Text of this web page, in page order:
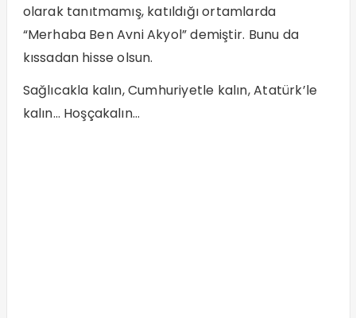
olarak tanıtmamış, katıldığı ortamlarda
“Merhaba Ben Avni Akyol” demiştir. Bunu da
kıssadan hisse olsun.
Sağlıcakla kalın, Cumhuriyetle kalın, Atatürk’le
kalın… Hoşçakalın…